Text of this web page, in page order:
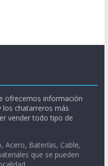
ofrecemos información
los chatarreros más
vender todo tipo de
Acero, Baterías, Cable,
que se pueden